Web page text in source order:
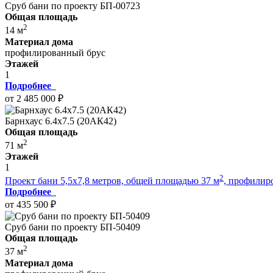
Сруб бани по проекту БП-00723
Общая площадь
14 м2
Материал дома
профилированный брус
Этажей
1
Подробнее
от 2 485 000 ₽
Барнхаус 6.4x7.5 (20АК42)
Общая площадь
71 м2
Этажей
1
Проект бани 5,5x7,8 метров, общей площадью 37 м2,
Подробнее
от 435 500 ₽
Сруб бани по проекту БП-50409
Общая площадь
37 м2
Материал дома